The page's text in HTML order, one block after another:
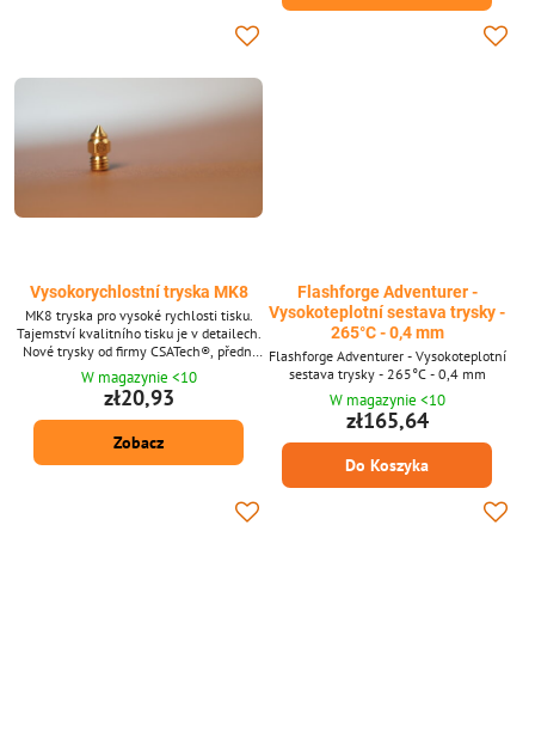
Vysokorychlostní tryska MK8
MK8 tryska pro vysoké rychlosti tisku.
Tajemství kvalitního tisku je v detailech.
Nové trysky od firmy CSATech®, přední
evropské značky v oblasti 3D
technologií.
W magazynie <10
zł20,93
Zobacz
Flashforge Adventurer -
Vysokoteplotní sestava trysky -
265°C - 0,4 mm
Flashforge Adventurer - Vysokoteplotní
sestava trysky - 265°C - 0,4 mm
W magazynie <10
zł165,64
Do Koszyka